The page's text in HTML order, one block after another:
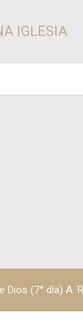
IGLESIA
Dios (7° día) A.